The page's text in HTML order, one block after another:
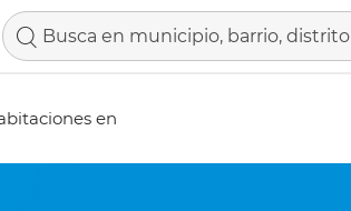
Busca en municipio, barrio, distrito
en